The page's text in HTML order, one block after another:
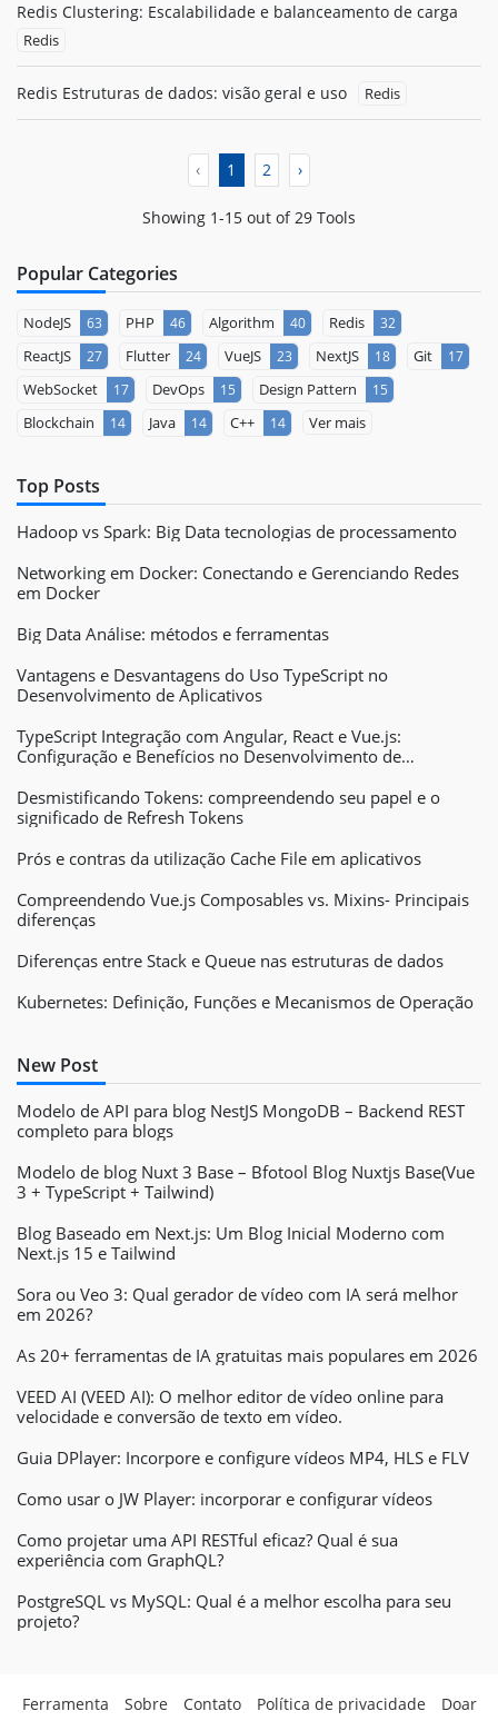
Redis Clustering: Escalabilidade e balanceamento de carga
Redis
Redis Estruturas de dados: visão geral e uso Redis
‹ 1 2 ›
Showing 1-15 out of 29 Tools
Popular Categories
NodeJS 63 PHP 46 Algorithm 40 Redis 32
ReactJS 27 Flutter 24 VueJS 23 NextJS 18 Git 17
WebSocket 17 DevOps 15 Design Pattern 15
Blockchain 14 Java 14 C++ 14 Ver mais
Top Posts
Hadoop vs Spark: Big Data tecnologias de processamento
Networking em Docker: Conectando e Gerenciando Redes
em Docker
Big Data Análise: métodos e ferramentas
Vantagens e Desvantagens do Uso TypeScript no
Desenvolvimento de Aplicativos
TypeScript Integração com Angular, React e Vue.js:
Configuração e Benefícios no Desenvolvimento de
Desmistificando Tokens: compreendendo seu papel e o
significado de Refresh Tokens
Prós e contras da utilização Cache File em aplicativos
Compreendendo Vue.js Composables vs. Mixins- Principais
diferenças
Diferenças entre Stack e Queue nas estruturas de dados
Kubernetes: Definição, Funções e Mecanismos de Operação
New Post
Modelo de API para blog NestJS MongoDB – Backend REST
completo para blogs
Modelo de blog Nuxt 3 Base – Bfotool Blog Nuxtjs Base(Vue
3 + TypeScript + Tailwind)
Blog Baseado em Next.js: Um Blog Inicial Moderno com
Next.js 15 e Tailwind
Sora ou Veo 3: Qual gerador de vídeo com IA será melhor
em 2026?
As 20+ ferramentas de IA gratuitas mais populares em 2026
VEED AI (VEED AI): O melhor editor de vídeo online para
velocidade e conversão de texto em vídeo.
Guia DPlayer: Incorpore e configure vídeos MP4, HLS e FLV
Como usar o JW Player: incorporar e configurar vídeos
Como projetar uma API RESTful eficaz? Qual é sua
experiência com GraphQL?
PostgreSQL vs MySQL: Qual é a melhor escolha para seu
projeto?
Ferramenta Sobre Contato Política de privacidade Doar